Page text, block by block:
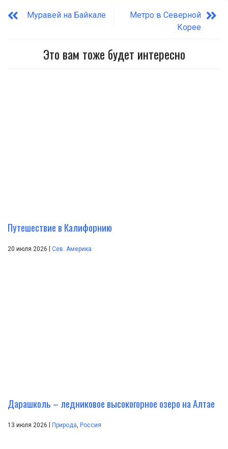
Муравей на Байкале
Метро в Северной
Корее
Это вам тоже будет интересно
Путешествие в Калифорнию
20 июля 2026 Сев. Америка
Дарашколь – ледниковое высокогорное озеро на Алтае
13 июля 2026 Природа, Россия